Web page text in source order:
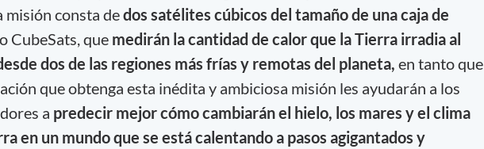
misión consta dedos satélites cúbicos del tamaño de una caja de
, o CubeSats, que medirán la cantidad de calor que la Tierra irradia al
dos de las regiones más frías y remotas del planeta, en tanto que
que obtenga esta inédita y ambiciosa misión les ayudarán a los
a predecir mejor cómo cambiarán el hielo, los mares y el clima
en un mundo que se está calentando a pasos agigantados y